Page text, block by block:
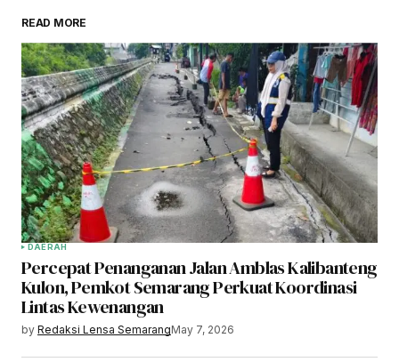
READ MORE
DAERAH
Percepat Penanganan Jalan Amblas Kalibanteng
Kulon, Pemkot Semarang Perkuat Koordinasi
Lintas Kewenangan
by Redaksi Lensa SemarangMay 7, 2026